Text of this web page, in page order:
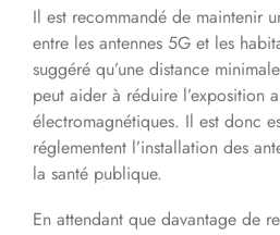
Il est recommandé de maintenir
entre les antennes 5G et les
suggéré qu’une distance
peut aider à réduire l’exposition
électromagnétiques. Il est donc
réglementent l’installation des
la santé publique.
En attendant que davantage de